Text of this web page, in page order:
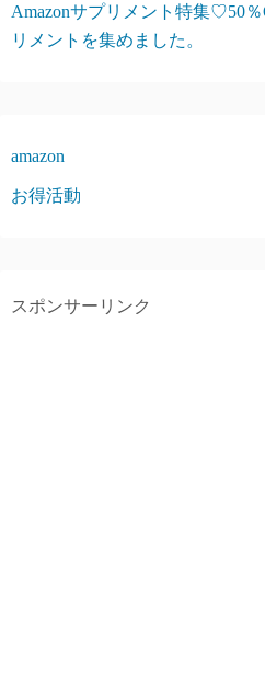
Amazonサプリメント特集♡50
リメントを集めました。
amazon
お得活動
スポンサーリンク